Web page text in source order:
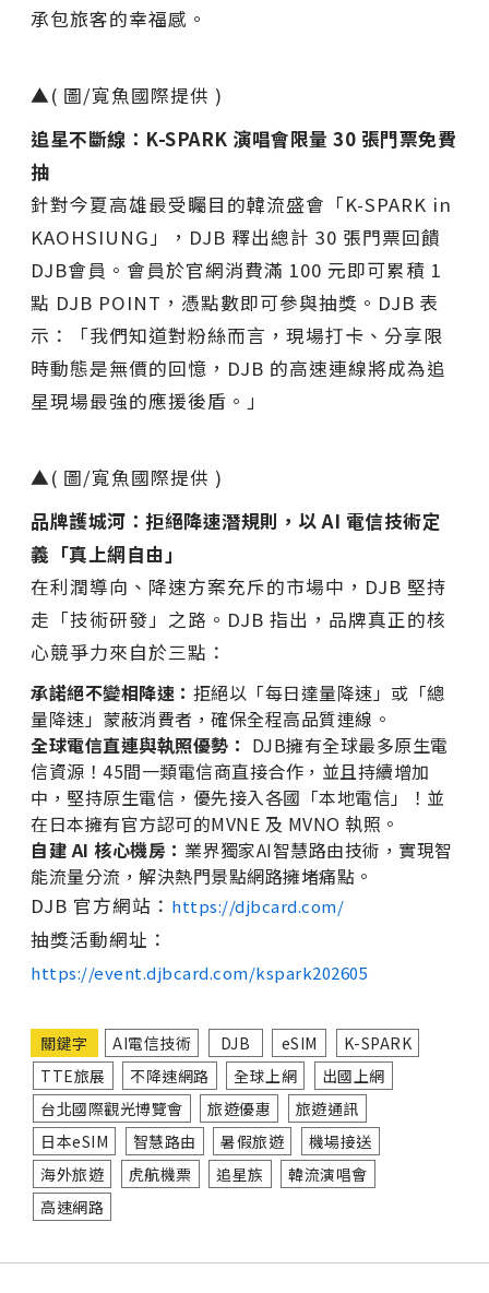
承包旅客的幸福感。
▲( 圖/寬魚國際提供 )
追星不斷線：K-SPARK 演唱會限量 30 張門票免費
抽
針對今夏高雄最受矚目的韓流盛會「K-SPARK in
KAOHSIUNG」，DJB 釋出總計 30 張門票回饋
DJB會員。會員於官網消費滿 100 元即可累積 1
點 DJB POINT，憑點數即可參與抽獎。DJB 表
示：「我們知道對粉絲而言，現場打卡、分享限
時動態是無價的回憶，DJB 的高速連線將成為追
星現場最強的應援後盾。」
▲( 圖/寬魚國際提供 )
品牌護城河：拒絕降速潛規則，以 AI 電信技術定
義「真上網自由」
在利潤導向、降速方案充斥的市場中，DJB 堅持
走「技術研發」之路。DJB 指出，品牌真正的核
心競爭力來自於三點：
承諾絕不變相降速： 拒絕以「每日達量降速」或「總
量降速」蒙蔽消費者，確保全程高品質連線。
全球電信直連與執照優勢： DJB擁有全球最多原生電
信資源！45間一類電信商直接合作，並且持續增加
中，堅持原生電信，優先接入各國「本地電信」！並
在日本擁有官方認可的MVNE 及 MVNO 執照。
自建 AI 核心機房： 業界獨家AI智慧路由技術，實現智
能流量分流，解決熱門景點網路擁堵痛點。
DJB 官方網站： https://djbcard.com/
抽獎活動網址：
https://event.djbcard.com/kspark202605
關鍵字 AI電信技術 DJB eSIM
K-SPARK
TTE旅展
不降速網路 全球上網
出國上網
台北國際觀光博覽會
旅遊優惠
旅遊通訊
日本eSIM
智慧路由 暑假旅遊
機場接送
海外旅遊
虎航機票 追星族
韓流演唱會
高速網路